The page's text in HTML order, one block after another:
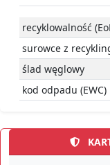
recyklowalność
surowce z
ślad węglowy
kod odpadu (EWC)